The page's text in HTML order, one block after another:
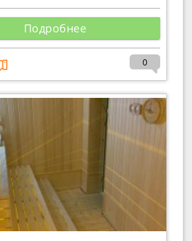
Подробнее
0